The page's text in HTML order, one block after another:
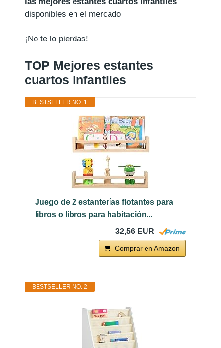
disponibles en el mercado
¡No te lo pierdas!
TOP Mejores estantes
cuartos infantiles
BESTSELLER NO. 1
Juego de 2 estanterías flotantes para
libros o libros para habitación...
32,56 EUR
Comprar en Amazon
BESTSELLER NO. 2